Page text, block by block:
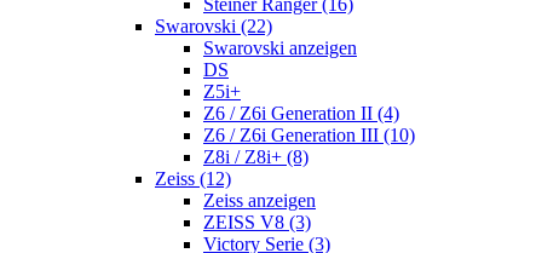
Swarovski (22)
Swarovski anzeigen
DS
Z5i+
Z6 / Z6i Generation II (4)
Z6 / Z6i Generation III (10)
Z8i / Z8i+ (8)
Zeiss (12)
Zeiss anzeigen
ZEISS V8 (3)
Victory Serie (3)